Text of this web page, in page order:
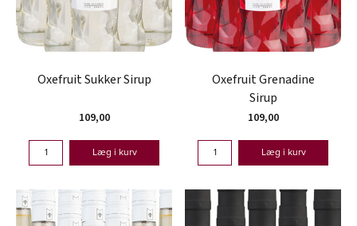
Oxefruit Sukker Sirup
109,00
Læg i kurv
Oxefruit Grenadine
Sirup
109,00
Læg i kurv